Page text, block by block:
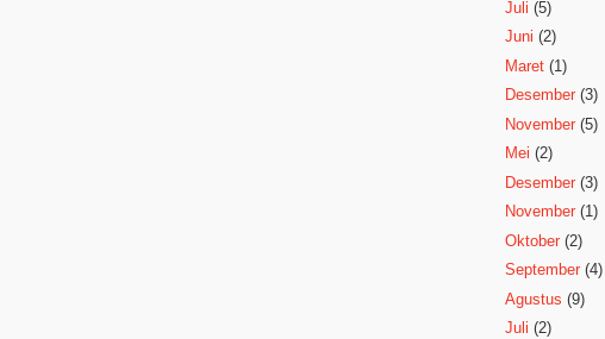
Juli (5)
Juni (2)
Maret (1)
Desember (3)
November (5)
Mei (2)
Desember (3)
November (1)
Oktober (2)
September (4)
Agustus (9)
Juli (2)